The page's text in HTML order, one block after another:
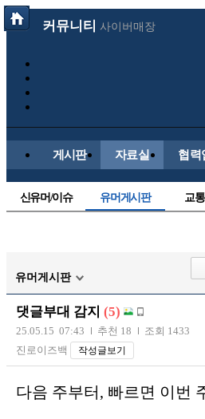
커뮤니티 사이버매장
게시판 자료실 협력
신유머/이슈 유머게시판 교
자
트럭/버스
장착시공사진
유머게시판
댓글부대 감지 (5)
25.05.15 07:43 추천 18
조회 1433
진로이즈백
작성글보기
다음 주부터, 빠르면 이번